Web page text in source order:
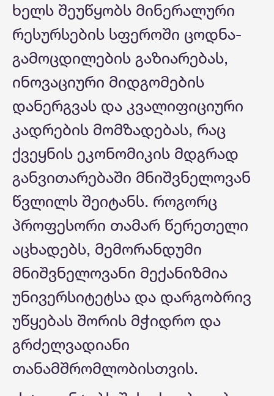
ხელს შეუწყობს მინერალური
რესურსების სფეროში ცოდნა-
გამოცდილების გაზიარებას,
ინოვაციური მიდგომების
დანერგვას და კვალიფიციური
კადრების მომზადებას, რაც
ქვეყნის ეკონომიკის მდგრად
განვითარებაში მნიშვნელოვან
წვლილს შეიტანს. როგორც
პროფესორი თამარ წერეთელი
აცხადებს, მემორანდუმი
მნიშვნელოვანი მექანიზმია
უნივერსიტეტსა და დარგობრივ
უწყებას შორის მჭიდრო და
გრძელვადიანი
თანამშრომლობისთვის.